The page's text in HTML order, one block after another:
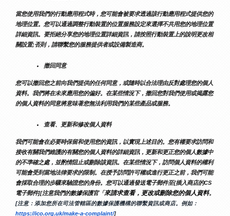
當您使用我們的行動應用程式時，您可能會被要求透過該行動應用程式提供您的
地理位置。您可以通過調整行動裝置的位置服務設定來選擇不共用您的地理位置
詳細資訊。要拒絕分享您的地理位置詳細資訊，請按照行動裝置上的說明更改相
關設置;否則，請聯繫您的服務提供者或設備製造商。
撤回同意
您可以撤回您之前向我們提供的任何同意，或隨時以合法理由反對處理您的個人
資料。我們將在未來應用您的偏好。在某些情況下，撤回您對我們使用或揭露您
的個人資料的同意將意味著您無法利用我們的某些產品或服務。
查看、更新和修改個人資料
我們可能會在必要時保留和使用您的資訊，以實現上述目的。您有權要求訪問和
接收有關我們維護的有關您的個人資料的詳細資訊，更新和更正您的個人數據中
的不準確之處，並酌情阻止或刪除該資訊。在某些情況下，訪問個人資料的權利
可能會受到當地法律要求的限制。在授予訪問許可權或進行更正之前，我們可能
會採取合理的步驟來驗證您的身份。您可以通過發送電子郵件至{插入商店的CS
電子郵件][注意我們的數據保護官「來請求查看，更改或刪除您的個人資料。
[注意：添加您所在司法管轄區的數據保護機構的聯繫資訊或商店。例如：
https://ico.org.uk/make-a-complaint/]